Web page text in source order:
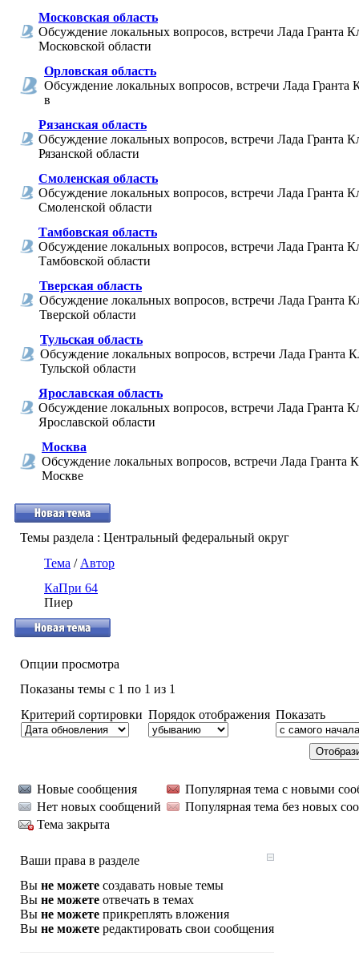
Московская область
Обсуждение локальных вопросов, встречи Лада Гранта
Московской области
Орловская область
Обсуждение локальных вопросов, встречи Лада Гранта
в
Рязанская область
Обсуждение локальных вопросов, встречи Лада Гранта
Рязанской области
Смоленская область
Обсуждение локальных вопросов, встречи Лада Гранта
Смоленской области
Тамбовская область
Обсуждение локальных вопросов, встречи Лада Гранта
Тамбовской области
Тверская область
Обсуждение локальных вопросов, встречи Лада Гранта
Тверской области
Тульская область
Обсуждение локальных вопросов, встречи Лада Гранта
Тульской области
Ярославская область
Обсуждение локальных вопросов, встречи Лада Гранта
Ярославской области
Москва
Обсуждение локальных вопросов, встречи Лада Гранта
Москве
Темы раздела : Центральный федеральный округ
Тема / Автор
КаПри 64
Пиер
Опции просмотра
Показаны темы с 1 по 1 из 1
Критерий сортировки Порядок отображения Показать
Новые сообщения
Популярная тема с новыми
Нет новых сообщений
Популярная тема без новых
Тема закрыта
Ваши права в разделе
Вы не можете создавать новые темы
Вы не можете отвечать в темах
Вы не можете прикреплять вложения
Вы не можете редактировать свои сообщения